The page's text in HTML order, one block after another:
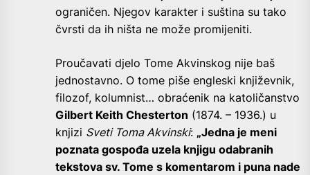
ograničen. Njegov karakter i suština su tako
čvrsti da ih ništa ne može promijeniti.
Proučavati djelo Tome Akvinskog nije baš
jednostavno. O tome piše engleski književnik,
filozof, kolumnist… obraćenik na katoličanstvo
Gilbert Keith Chesterton (1874. – 1936.) u
knjizi Sveti Toma Akvinski: „Jedna je meni
poznata gospođa uzela knjigu odabranih
tekstova sv. Tome s komentarom i puna nade